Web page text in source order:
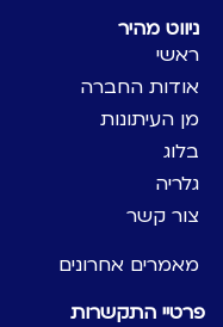
ניווט מהיר
ראשי
אודות החברה
מן העיתונות
בלוג
גלריה
צור קשר
מאמרים אחרונים
פרטיי התקשרות